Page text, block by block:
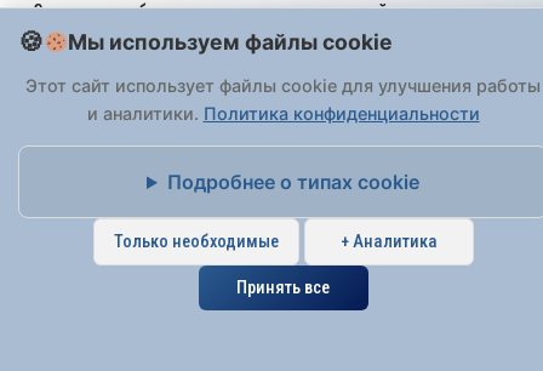
Заявления и обращения граждан и организаций, поступившие на
адрес email, не могут быть рассмотрены на основании
принимаются только: по почте, черезпортал «Госуслуги» (ЕПГУ)
или лично при предъявлении паспорта.
На Сайте действуетПолитика обработки персональных данных
Мы используем файлы cookie
Этот сайт использует файлы cookie для улучшения работы
и аналитики. Политика конфиденциальности
Подробнее о типах cookie
Только необходимые + Аналитика
Принять все